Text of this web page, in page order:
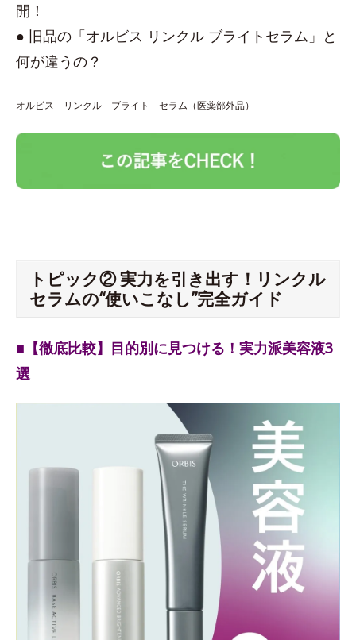
開！
● 旧品の「オルビス リンクル ブライトセラム」と
何が違うの？
オルビス リンクル ブライト セラム（医薬部外品）
トピック② 実力を引き出す！リンクル
セラムの“使いこなし”完全ガイド
■【徹底比較】目的別に見つける！実力派美容液3
選